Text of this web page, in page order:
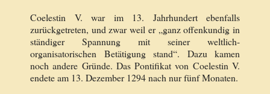
Coelestin V. war im 13. Jahrhundert ebenfalls
zurückgetreten, und zwar weil er „ganz offenkundig in
ständiger Spannung mit seiner weltlich-
organisatorischen Betätigung stand“. Dazu kamen
noch andere Gründe. Das Pontifikat von Coelestin V.
endete am 13. Dezember 1294 nach nur fünf Monaten.